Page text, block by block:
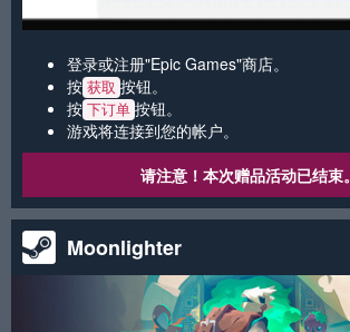
登录或注册"Epic Games"商店。
按 获取 按钮。
按 下订单 按钮。
游戏将连接到您的帐户。
请注意！本次赠品活动已结束。
Moonlighter